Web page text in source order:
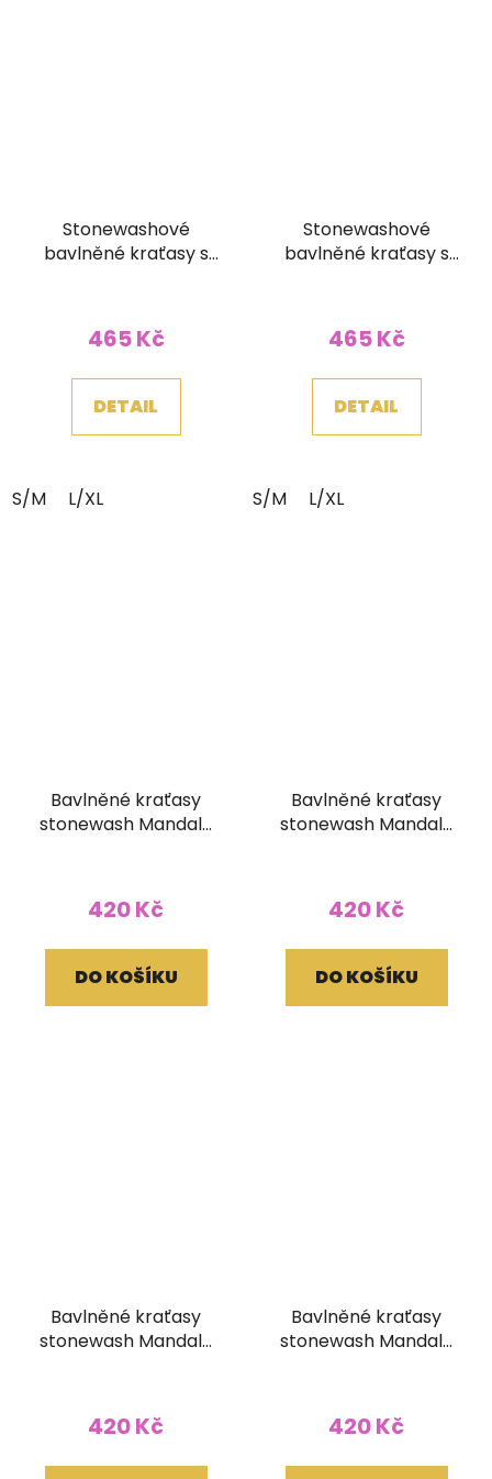
Stonewashové
bavlněné kraťasy s
465 Kč
DETAIL
S/M L/XL
Stonewashové
bavlněné kraťasy s
465 Kč
DETAIL
S/M L/XL
Bavlněné kraťasy
stonewash Mandala
420 Kč
DO KOŠÍKU
Bavlněné kraťasy
stonewash Mandala
420 Kč
DO KOŠÍKU
Bavlněné kraťasy
stonewash Mandala
420 Kč
Bavlněné kraťasy
stonewash Mandala
420 Kč